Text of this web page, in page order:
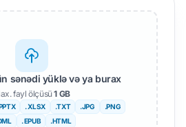
sənədi yüklə və ya burax
fayl ölçüsü1 GB
. XLSX .TXT .JPG
.PNG
. EPUB .HTML